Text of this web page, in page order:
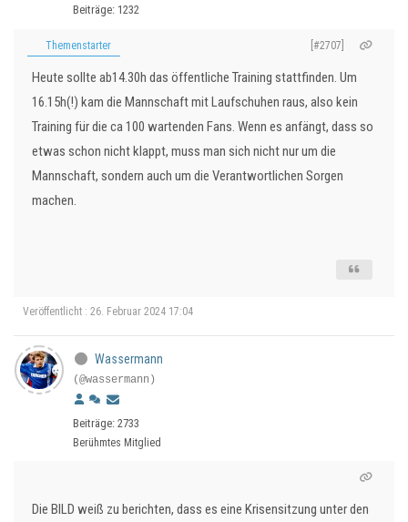
Beiträge: 1232
Themenstarter [#2707]
Heute sollte ab14.30h das öffentliche Training stattfinden. Um
16.15h(!) kam die Mannschaft mit Laufschuhen raus, also kein
Training für die ca 100 wartenden Fans. Wenn es anfängt, dass so
etwas schon nicht klappt, muss man sich nicht nur um die
Mannschaft, sondern auch um die Verantwortlichen Sorgen
machen.
Veröffentlicht : 26. Februar 2024 17:04
Wassermann
(@wassermann)
Beiträge: 2733
Berühmtes Mitglied
Die BILD weiß zu berichten, dass es eine Krisensitzung unter den